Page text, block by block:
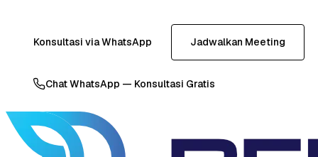
Konsultasi via WhatsApp Jadwalkan Meeting
Chat WhatsApp — Konsultasi Gratis